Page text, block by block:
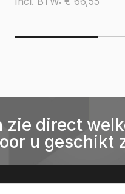
zie direct
u geschikt